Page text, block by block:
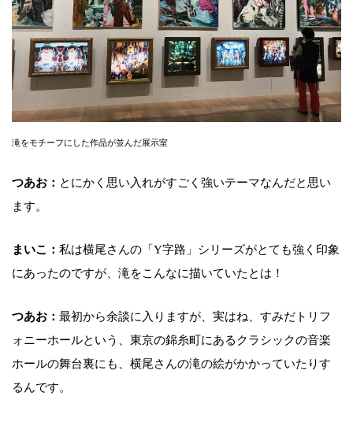
滝をモチーフにした作品が並んだ展示室
つあお： とにかく思い入れがすごく強いテーマなんだと思い
ます。
まいこ： 私は横尾さんの「Y字路」シリーズがとても強く印象
にあったのですが、滝をこんなに描いていたとは！
つあお： 最初から余談に入りますが、実はね、すみだトリフ
ォニーホールという、東京の錦糸町にあるクラシックの音楽
ホールの舞台裏にも、横尾さんの滝の絵がかかっていたりす
るんです。